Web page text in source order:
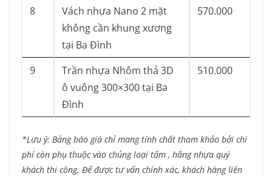
8
Vách nhựa Nano 2 mặt
không cần khung xương
tại Ba Đình
570.000
9
Trần nhựa Nhôm thả 3D
ô vuông 300×300 tại Ba
Đình
510.000
*Lưu ý: Bảng báo giá chỉ mang tính chất tham khảo bởi chi
phí còn phụ thuộc vào chủng loại tấm , hãng nhựa quý
khách thi công. Để được tư vấn chính xác, khách hàng liên